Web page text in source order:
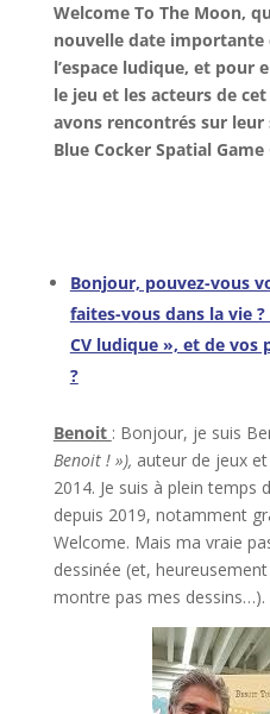
Welcome To The Moon,
nouvelle date importante
l’espace ludique, et pour
le jeu et les acteurs de
avons rencontrés sur leur
Blue Cocker Spatial
Bonjour, pouvez-vous
faites-vous dans la vie
CV ludique », et de vos
?
Benoit : Bonjour, je suis
Benoit ! »), auteur de jeux
2014. Je suis à plein temps
depuis 2019, notamment
Welcome. Mais ma vraie
dessinée (et,
montre pas mes dessins…).